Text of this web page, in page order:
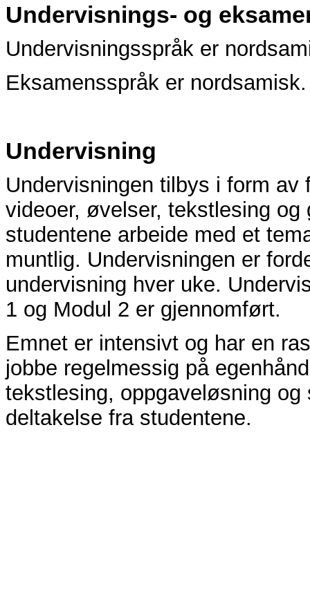
Undervisnings- og
Undervisningsspråk er
Eksamensspråk er nordsamisk.
Undervisning
Undervisningen tilbys i form
videoer, øvelser, tekstlesing
studentene arbeide med et
muntlig. Undervisningen er
undervisning hver uke.
1 og Modul 2 er gjennomført.
Emnet er intensivt og har en
jobbe regelmessig på
tekstlesing, oppgaveløsning
deltakelse fra studentene.